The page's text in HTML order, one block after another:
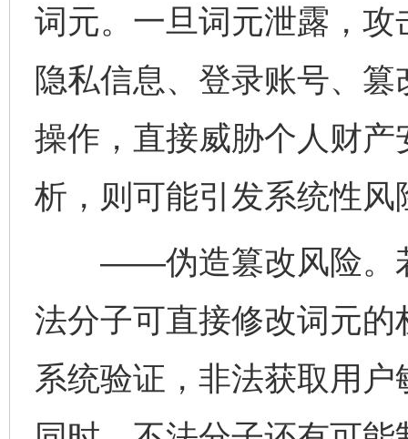
词元。一旦词元泄露，
隐私信息、登录账号、
操作，直接威胁个人财
析，则可能引发系统性
——伪造篡改风险。若
法分子可直接修改词元
系统验证，非法获取用